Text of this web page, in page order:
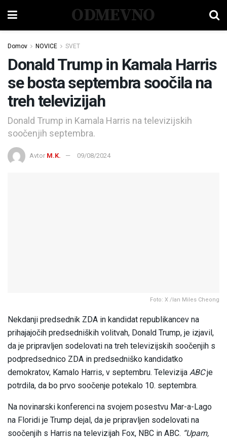
ODMEVNO
Domov NOVICE SVET
Donald Trump in Kamala Harris
se bosta septembra soočila na
treh televizijah
Donald Trump in Kamala Harris na televizijskih
soočenjih septembra.
Avtor M.K. 09/08/2024
Foto: X /Ian Miles Cheong
Nekdanji predsednik ZDA in kandidat republikancev na
prihajajočih predsedniških volitvah, Donald Trump, je izjavil,
da je pripravljen sodelovati na treh televizijskih soočenjih s
podpredsednico ZDA in predsedniško kandidatko
demokratov, Kamalo Harris, v septembru. Televizija ABCje
potrdila, da bo prvo soočenje potekalo 10. septembra.
Na novinarski konferenci na svojem posestvu Mar-a-Lago
na Floridi je Trump dejal, da je pripravljen sodelovati na
soočenjih s Harris na televizijah Fox, NBC in ABC. “Upam,